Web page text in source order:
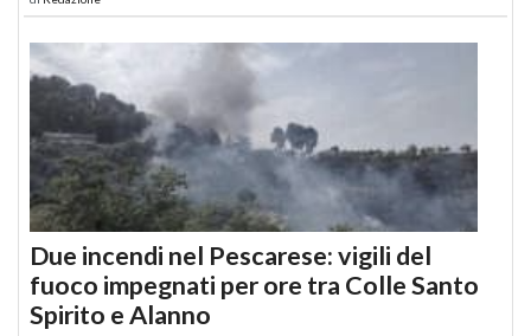
Due incendi nel Pescarese: vigili del
fuoco impegnati per ore tra Colle Santo
Spirito e Alanno